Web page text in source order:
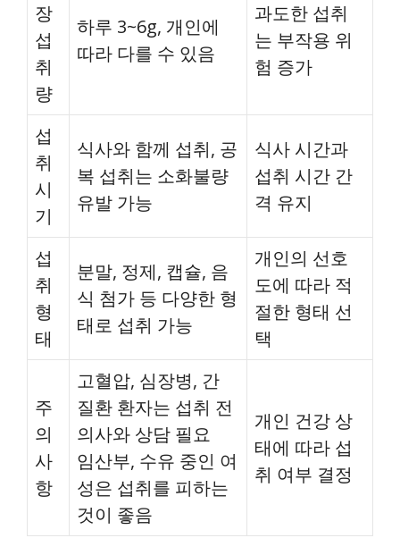
장
섭
취
량
하루 3~6g, 개인에
따라 다를 수 있음
과도한 섭취
는 부작용 위
험 증가
섭
취
시
기
식사와 함께 섭취, 공
복 섭취는 소화불량
유발 가능
식사 시간과
섭취 시간 간
격 유지
섭
취
형
태
분말, 정제, 캡슐, 음
식 첨가 등 다양한 형
태로 섭취 가능
개인의 선호
도에 따라 적
절한 형태 선
택
주
의
사
항
고혈압, 심장병, 간
질환 환자는 섭취 전
의사와 상담 필요
임산부, 수유 중인 여
성은 섭취를 피하는
것이 좋음
개인 건강 상
태에 따라 섭
취 여부 결정